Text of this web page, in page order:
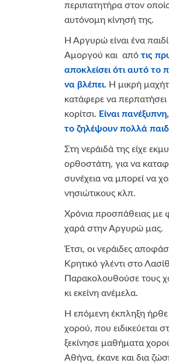
περιπατητήρα στον
αυτόνομη κίνησή της.
Η Αργυρώ είναι ένα
Αμοργού και από τις
αποκλείσει ότι αυτό το
να βλέπει. Η μικρή
κατάφερε να περπατήσει
κορίτσι. Είναι
το ζηλέψουν πολλά
Στη νεράιδά της είχε
ορθοστάτη, για να
συνέχεια να μπορεί να
νησιώτικους κλπ.
Χρόνια προσπάθειας με
χαρά στην Αργυρώ μας.
Έτσι, οι νεράιδες
Κρητικό γλέντι στο
Παρακολουθούσε τους
κι εκείνη ανέμελα.
Η επόμενη έκπληξη
χορού, που ειδικεύεται
ξεκίνησε μαθήματα
Αθήνα, έκανε και δια